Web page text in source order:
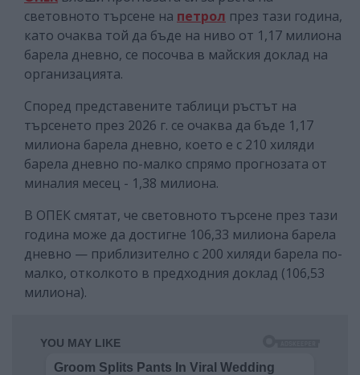
световното търсене на петрол през тази година,
като очаква той да бъде на ниво от 1,17 милиона
барела дневно, се посочва в майския доклад на
организацията.
Според представените таблици ръстът на
търсенето през 2026 г. се очаква да бъде 1,17
милиона барела дневно, което е с 210 хиляди
барела дневно по-малко спрямо прогнозата от
миналия месец - 1,38 милиона.
В ОПЕК смятат, че световното търсене през тази
година може да достигне 106,33 милиона барела
дневно — приблизително с 200 хиляди барела по-
малко, отколкото в предходния доклад (106,53
милиона).